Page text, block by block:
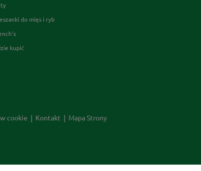
do mięs i ryb
kupić
cookie Kontakt Mapa Strony